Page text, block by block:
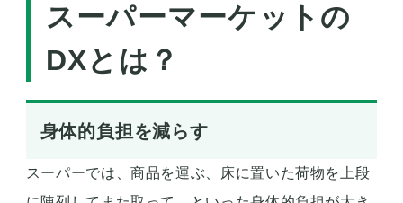
スーパーマーケットの
DXとは？
身体的負担を減らす
スーパーでは、商品を運ぶ、床に置いた荷物を上段